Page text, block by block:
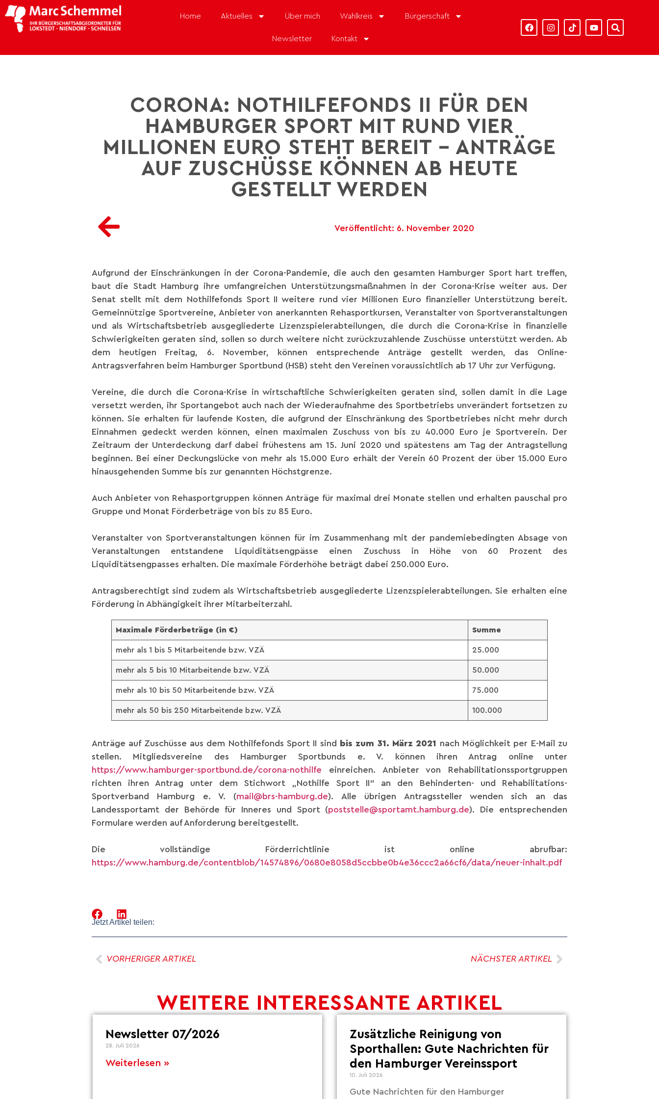
Home Aktuelles Über mich Wahlkreis Bürgerschaft
Newsletter Kontakt
CORONA: NOTHILFEFONDS II FÜR DEN
HAMBURGER SPORT MIT RUND VIER
MILLIONEN EURO STEHT BEREIT – ANTRÄGE
AUF ZUSCHÜSSE KÖNNEN AB HEUTE
GESTELLT WERDEN
Veröffentlicht: 6. November 2020
Aufgrund der Einschränkungen in der Corona-Pandemie, die auch den gesamten Hamburger Sport hart treffen,
baut die Stadt Hamburg ihre umfangreichen Unterstützungsmaßnahmen in der Corona-Krise weiter aus. Der
Senat stellt mit dem Nothilfefonds Sport II weitere rund vier Millionen Euro finanzieller Unterstützung bereit.
Gemeinnützige Sportvereine, Anbieter von anerkannten Rehasportkursen, Veranstalter von Sportveranstaltungen
und als Wirtschaftsbetrieb ausgegliederte Lizenzspielerabteilungen, die durch die Corona-Krise in finanzielle
Schwierigkeiten geraten sind, sollen so durch weitere nicht zurückzuzahlende Zuschüsse unterstützt werden. Ab
dem heutigen Freitag, 6. November, können entsprechende Anträge gestellt werden, das Online-
Antragsverfahren beim Hamburger Sportbund (HSB) steht den Vereinen voraussichtlich ab 17 Uhr zur Verfügung.
Vereine, die durch die Corona-Krise in wirtschaftliche Schwierigkeiten geraten sind, sollen damit in die Lage
versetzt werden, ihr Sportangebot auch nach der Wiederaufnahme des Sportbetriebs unverändert fortsetzen zu
können. Sie erhalten für laufende Kosten, die aufgrund der Einschränkung des Sportbetriebes nicht mehr durch
Einnahmen gedeckt werden können, einen maximalen Zuschuss von bis zu 40.000 Euro je Sportverein. Der
Zeitraum der Unterdeckung darf dabei frühestens am 15. Juni 2020 und spätestens am Tag der Antragstellung
beginnen. Bei einer Deckungslücke von mehr als 15.000 Euro erhält der Verein 60 Prozent der über 15.000 Euro
hinausgehenden Summe bis zur genannten Höchstgrenze.
Auch Anbieter von Rehasportgruppen können Anträge für maximal drei Monate stellen und erhalten pauschal pro
Gruppe und Monat Förderbeträge von bis zu 85 Euro.
Veranstalter von Sportveranstaltungen können für im Zusammenhang mit der pandemiebedingten Absage von
Veranstaltungen entstandene Liquiditätsengpässe einen Zuschuss in Höhe von 60 Prozent des
Liquiditätsengpasses erhalten. Die maximale Förderhöhe beträgt dabei 250.000 Euro.
Antragsberechtigt sind zudem als Wirtschaftsbetrieb ausgegliederte Lizenzspielerabteilungen. Sie erhalten eine
Förderung in Abhängigkeit ihrer Mitarbeiterzahl.
Maximale Förderbeträge (in €) Summe
mehr als 1 bis 5 Mitarbeitende bzw. VZÄ 25.000
mehr als 5 bis 10 Mitarbeitende bzw. VZÄ 50.000
mehr als 10 bis 50 Mitarbeitende bzw. VZÄ 75.000
mehr als 50 bis 250 Mitarbeitende bzw. VZÄ 100.000
Anträge auf Zuschüsse aus dem Nothilfefonds Sport II sind bis zum 31. März 2021 nach Möglichkeit per E-Mail zu
stellen. Mitgliedsvereine des Hamburger Sportbunds e. V. können ihren Antrag online unter
https://www.hamburger-sportbund.de/corona-nothilfe einreichen. Anbieter von Rehabilitationssportgruppen
richten ihren Antrag unter dem Stichwort „Nothilfe Sport II“ an den Behinderten- und Rehabilitations-
Sportverband Hamburg e. V. (mail@brs-hamburg.de). Alle übrigen Antragssteller wenden sich an das
Landessportamt der Behörde für Inneres und Sport (poststelle@sportamt.hamburg.de). Die entsprechenden
Formulare werden auf Anforderung bereitgestellt.
Die vollständige Förderrichtlinie ist online abrufbar:
https://www.hamburg.de/contentblob/14574896/0680e8058d5ccbbe0b4e36ccc2a66cf6/data/neuer-inhalt.pdf
Jetzt Artikel teilen:
VORHERIGER ARTIKEL NÄCHSTER ARTIKEL
WEITERE INTERESSANTE ARTIKEL
Newsletter 07/2026
28. Juli 2026
Weiterlesen »
Zusätzliche Reinigung von
Sporthallen: Gute Nachrichten für
den Hamburger Vereinssport
10. Juli 2026
Gute Nachrichten für den Hamburger